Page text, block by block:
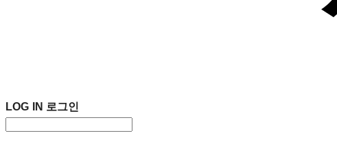
LOG IN 로그인